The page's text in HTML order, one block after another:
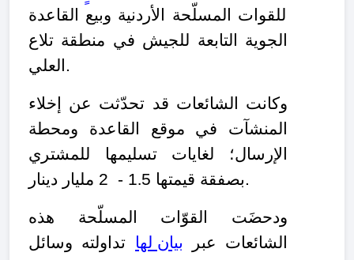
للقوات المسلّحة الأردنية وبيع القاعدة
الجوية التابعة للجيش في منطقة تلاع
العلي.
وكانت الشائعات قد تحدّثت عن إخلاء
المنشآت في موقع القاعدة ومحطة
الإرسال؛ لغايات تسليمها للمشتري
بصفقة قيمتها 5
.
1 - 2 مليار دينار.
ودحضَت القوّات المسلّحة هذه
الشائعات عبر بيان لها تداولته وسائل